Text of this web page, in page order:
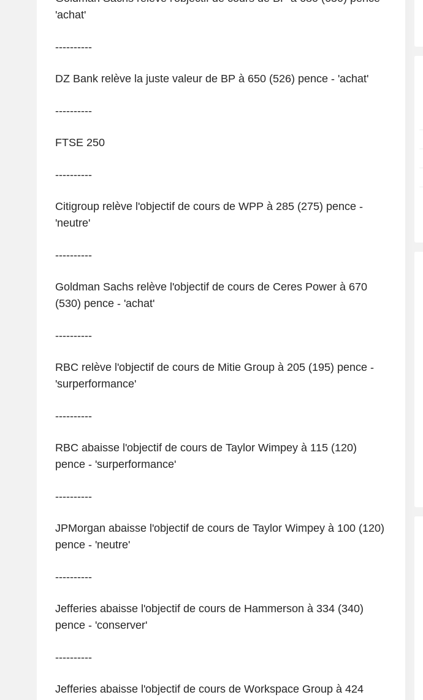
'achat'
----------
DZ Bank relève la juste valeur de BP à 650 (526) pence - 'achat'
----------
FTSE 250
----------
Citigroup relève l'objectif de cours de WPP à 285 (275) pence -
'neutre'
----------
Goldman Sachs relève l'objectif de cours de Ceres Power à 670
(530) pence - 'achat'
----------
RBC relève l'objectif de cours de Mitie Group à 205 (195) pence -
'surperformance'
----------
RBC abaisse l'objectif de cours de Taylor Wimpey à 115 (120)
pence - 'surperformance'
----------
JPMorgan abaisse l'objectif de cours de Taylor Wimpey à 100 (120)
pence - 'neutre'
----------
Jefferies abaisse l'objectif de cours de Hammerson à 334 (340)
pence - 'conserver'
----------
Jefferies abaisse l'objectif de cours de Workspace Group à 424